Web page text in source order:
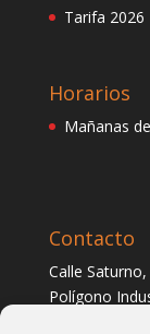
Tarifa 2026
Horarios
Mañanas
Contacto
Calle
Polígono